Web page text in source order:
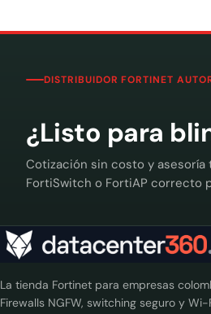
DISTRIBUIDOR FORTINET
¿Listo para
Cotización sin costo y asesoría
FortiSwitch o FortiAP correcto
La tienda Fortinet para empresas
Firewalls NGFW, switching seguro y Wi-